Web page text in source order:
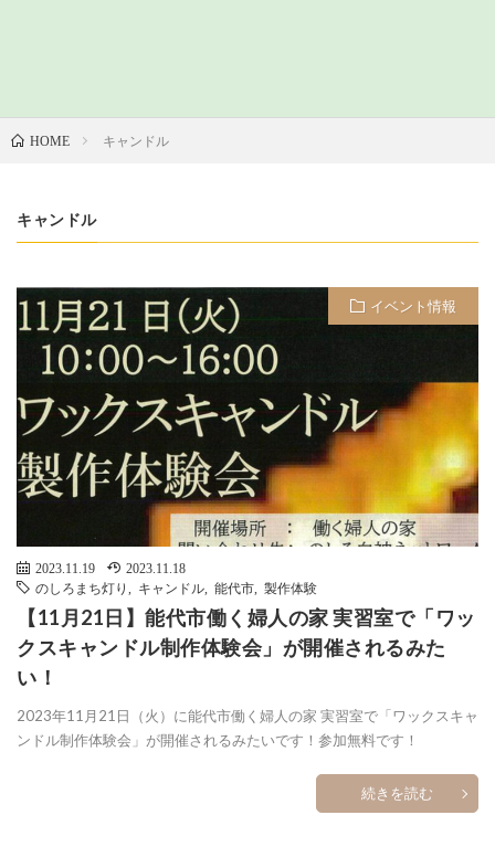
HOME キャンドル
キャンドル
イベント情報
2023.11.19
2023.11.18
のしろまち灯り
キャンドル 能代市 製作体験
【11月21日】能代市働く婦人の家 実習室で「ワッ
クスキャンドル制作体験会」が開催されるみた
い！
2023年11月21日（火）に能代市働く婦人の家 実習室で「ワックスキャ
ンドル制作体験会」が開催されるみたいです！参加無料です！
続きを読む